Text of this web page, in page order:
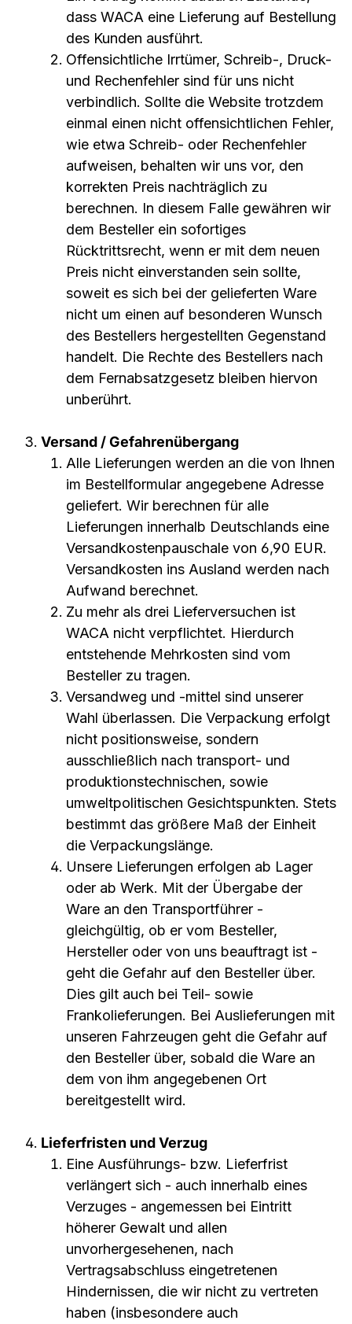
dass WACA eine Lieferung auf Bestellung
des Kunden ausführt.
Offensichtliche Irrtümer, Schreib-, Druck-
und Rechenfehler sind für uns nicht
verbindlich. Sollte die Website trotzdem
einmal einen nicht offensichtlichen Fehler,
wie etwa Schreib- oder Rechenfehler
aufweisen, behalten wir uns vor, den
korrekten Preis nachträglich zu
berechnen. In diesem Falle gewähren wir
dem Besteller ein sofortiges
Rücktrittsrecht, wenn er mit dem neuen
Preis nicht einverstanden sein sollte,
soweit es sich bei der gelieferten Ware
nicht um einen auf besonderen Wunsch
des Bestellers hergestellten Gegenstand
handelt. Die Rechte des Bestellers nach
dem Fernabsatzgesetz bleiben hiervon
unberührt.
Versand / Gefahrenübergang
Alle Lieferungen werden an die von Ihnen
im Bestellformular angegebene Adresse
geliefert. Wir berechnen für alle
Lieferungen innerhalb Deutschlands eine
Versandkostenpauschale von 6,90 EUR.
Versandkosten ins Ausland werden nach
Aufwand berechnet.
Zu mehr als drei Lieferversuchen ist
WACA nicht verpflichtet. Hierdurch
entstehende Mehrkosten sind vom
Besteller zu tragen.
Versandweg und -mittel sind unserer
Wahl überlassen. Die Verpackung erfolgt
nicht positionsweise, sondern
ausschließlich nach transport- und
produktionstechnischen, sowie
umweltpolitischen Gesichtspunkten. Stets
bestimmt das größere Maß der Einheit
die Verpackungslänge.
Unsere Lieferungen erfolgen ab Lager
oder ab Werk. Mit der Übergabe der
Ware an den Transportführer -
gleichgültig, ob er vom Besteller,
Hersteller oder von uns beauftragt ist -
geht die Gefahr auf den Besteller über.
Dies gilt auch bei Teil- sowie
Frankolieferungen. Bei Auslieferungen mit
unseren Fahrzeugen geht die Gefahr auf
den Besteller über, sobald die Ware an
dem von ihm angegebenen Ort
bereitgestellt wird.
Lieferfristen und Verzug
Eine Ausführungs- bzw. Lieferfrist
verlängert sich - auch innerhalb eines
Verzuges - angemessen bei Eintritt
höherer Gewalt und allen
unvorhergesehenen, nach
Vertragsabschluss eingetretenen
Hindernissen, die wir nicht zu vertreten
haben (insbesondere auch